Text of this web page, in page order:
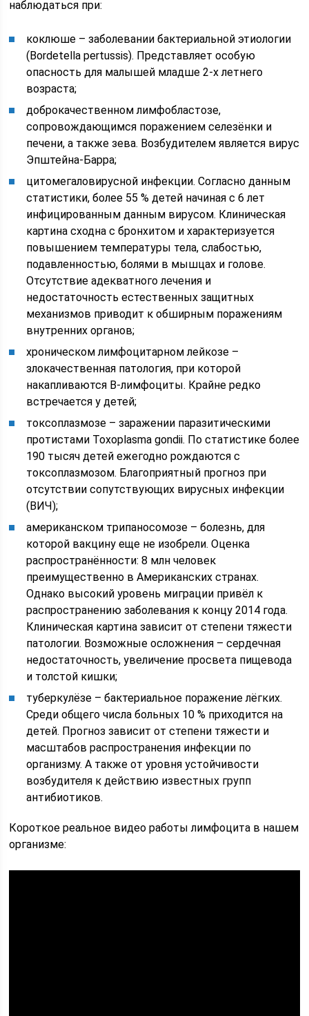
наблюдаться при:
коклюше – заболевании бактериальной этиологии
(Bordetella pertussis). Представляет особую
опасность для малышей младше 2-х летнего
возраста;
доброкачественном лимфобластозе,
сопровождающимся поражением селезёнки и
печени, а также зева. Возбудителем является вирус
Эпштейна-Барра;
цитомегаловирусной инфекции. Согласно данным
статистики, более 55 % детей начиная с 6 лет
инфицированным данным вирусом. Клиническая
картина сходна с бронхитом и характеризуется
повышением температуры тела, слабостью,
подавленностью, болями в мышцах и голове.
Отсутствие адекватного лечения и
недостаточность естественных защитных
механизмов приводит к обширным поражениям
внутренних органов;
хроническом лимфоцитарном лейкозе –
злокачественная патология, при которой
накапливаются В-лимфоциты. Крайне редко
встречается у детей;
токсоплазмозе – заражении паразитическими
протистами Toxoplasma gondii. По статистике более
190 тысяч детей ежегодно рождаются с
токсоплазмозом. Благоприятный прогноз при
отсутствии сопутствующих вирусных инфекции
(ВИЧ);
американском трипаносомозе – болезнь, для
которой вакцину еще не изобрели. Оценка
распространённости: 8 млн человек
преимущественно в Американских странах.
Однако высокий уровень миграции привёл к
распространению заболевания к концу 2014 года.
Клиническая картина зависит от степени тяжести
патологии. Возможные осложнения – сердечная
недостаточность, увеличение просвета пищевода
и толстой кишки;
туберкулёзе – бактериальное поражение лёгких.
Среди общего числа больных 10 % приходится на
детей. Прогноз зависит от степени тяжести и
масштабов распространения инфекции по
организму. А также от уровня устойчивости
возбудителя к действию известных групп
антибиотиков.
Короткое реальное видео работы лимфоцита в нашем
организме: